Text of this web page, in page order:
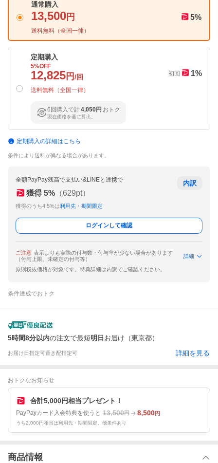
通常購入
13,500 円
送料無料（全国一律）
5%
定期購入
5%OFF
12,825 円/回
送料無料（全国一律）
初回 1%
6回購入で計4,050円 おトク
現在価格を基に算出。
定期購入の詳細はこちら
条件により送料が異なる場合があります。
全額PayPay残高で支払い&LINEと連携で
獲得 5% （629pt）
獲得のうち4.5%は利用先・期間限定
内訳
ログインして確認
ご注意 表示よりも実際の付与数・付与率が少ない場合があります
（付与上限、未確定の付与等）
詳細
原則税抜価格が対象です。特典詳細は内訳でご確認ください。
条件達成でおトク
5時間8分以内の注文で最短明日 お届け（東京都）
お届け日指定可置き配指定可 詳細を見る
おトクなお知らせ
合計5,000円相当プレゼント！
PayPayカード入会特典を使うと 13,500円 8,500円
うち2,000円相当は利用先・期間限定。他条件あり
商品情報